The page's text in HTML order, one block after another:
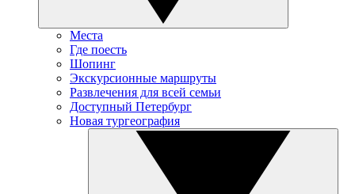
Места
Где поесть
Шопинг
Экскурсионные маршруты
Развлечения для всей семьи
Доступный Петербург
Новая тургеография